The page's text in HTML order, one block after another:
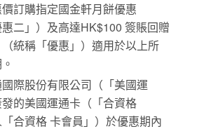
訂購指定國金軒月餅優惠
惠二」）及高達HK$100 簽賬回贈
（統稱「優惠」）適用於以上所
際股份有限公司（「美國運
的美國運通卡（「合資格
合資格 卡會員」）於優惠期內